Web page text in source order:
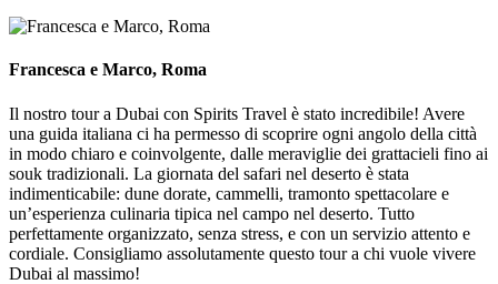
Francesca e Marco, Roma
Il nostro tour a Dubai con Spirits Travel è stato incredibile! Avere
una guida italiana ci ha permesso di scoprire ogni angolo della città
in modo chiaro e coinvolgente, dalle meraviglie dei grattacieli fino ai
souk tradizionali. La giornata del safari nel deserto è stata
indimenticabile: dune dorate, cammelli, tramonto spettacolare e
un’esperienza culinaria tipica nel campo nel deserto. Tutto
perfettamente organizzato, senza stress, e con un servizio attento e
cordiale. Consigliamo assolutamente questo tour a chi vuole vivere
Dubai al massimo!